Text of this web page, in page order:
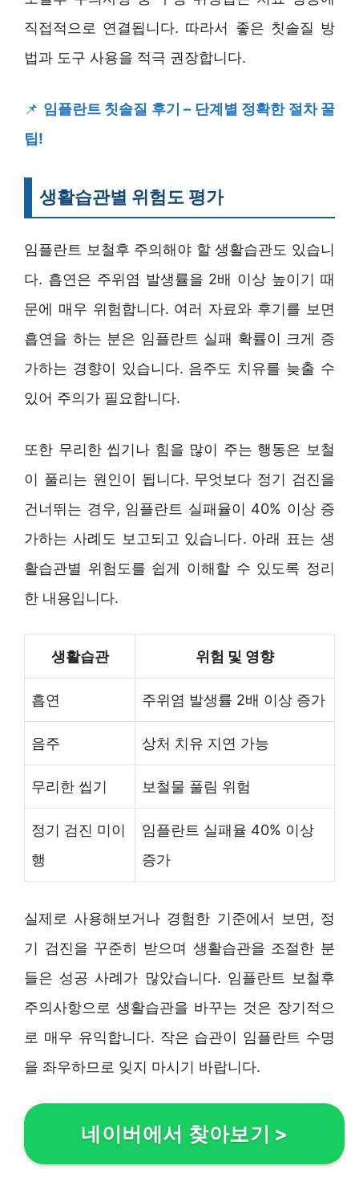
직접적으로 연결됩니다. 따라서 좋은 칫솔질 방
법과 도구 사용을 적극 권장합니다.
📌 임플란트 칫솔질 후기 – 단계별 정확한 절차 꿀
팁!
생활습관별 위험도 평가
임플란트 보철후 주의해야 할 생활습관도 있습니
다. 흡연은 주위염 발생률을 2배 이상 높이기 때
문에 매우 위험합니다. 여러 자료와 후기를 보면
흡연을 하는 분은 임플란트 실패 확률이 크게 증
가하는 경향이 있습니다. 음주도 치유를 늦출 수
있어 주의가 필요합니다.
또한 무리한 씹기나 힘을 많이 주는 행동은 보철
이 풀리는 원인이 됩니다. 무엇보다 정기 검진을
건너뛰는 경우, 임플란트 실패율이 40% 이상 증
가하는 사례도 보고되고 있습니다. 아래 표는 생
활습관별 위험도를 쉽게 이해할 수 있도록 정리
한 내용입니다.
생활습관 위험 및 영향
흡연 주위염 발생률 2배 이상 증가
음주 상처 치유 지연 가능
무리한 씹기 보철물 풀림 위험
정기 검진 미이
행
임플란트 실패율 40% 이상
증가
실제로 사용해보거나 경험한 기준에서 보면, 정
기 검진을 꾸준히 받으며 생활습관을 조절한 분
들은 성공 사례가 많았습니다. 임플란트 보철후
주의사항으로 생활습관을 바꾸는 것은 장기적으
로 매우 유익합니다. 작은 습관이 임플란트 수명
을 좌우하므로 잊지 마시기 바랍니다.
네이버에서 찾아보기 >